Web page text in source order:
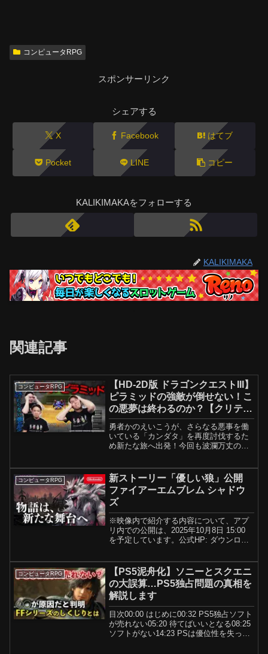
コンピュータRPG
スポンサーリンク
シェアする
X Facebook はてブ
Pocket LINE コピー
KALIKIMAKAをフォローする
KALIKIMAKA
関連記事
コンピュータRPG
【HD-2D版 ドラゴンクエストIII】
ピラミッドの強敵が倒せない！こ
の悪夢は終わるのか？【クリティ
カノヒット】
勇者かのえいこうが、さらなる悪事を働
いている「カンダタ」を再度討伐するた
め新たな旅へ出発！今回も波瀾万丈の冒
ス）岐部 昌幸（放送作家）■HD-2D版
『ドラゴンクエスト...
コンピュータRPG
新ストーリー「優しい狼」公開
ファイアーエムブレム シャドウ
ズ
※映像内で紹介する内容について、アプ
リ内での公開は、2025年10月8日 15:00
を予定しています。公式HP: ダウンロー
イアーエムブレム
コンピュータRPG
【PS5泥舟化】ソニーとスクエニ
の大誤算…PS5独占問題の真相を
解説します
目次00:00 はじめに00:32 PS5独占ソフト
が売れない05:20 待てばいいとなる08:25
ソフトがない14:23 PSは優位性を失った